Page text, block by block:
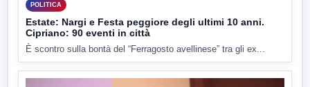
POLITICA
Estate: Nargi e Festa peggiore degli ultimi 10 anni.
Cipriano: 90 eventi in città
È scontro sulla bontà del “Ferragosto avellinese” tra gli ex...